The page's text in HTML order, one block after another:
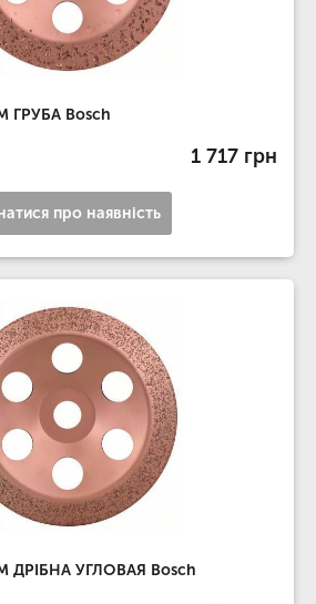
Bosch
1 717 грн
про наявність
УГЛОВАЯ Bosch